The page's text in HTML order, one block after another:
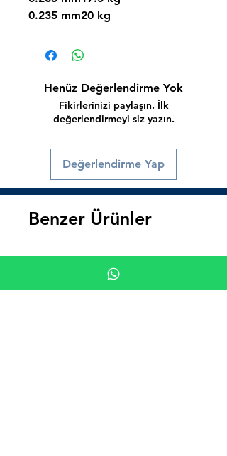
0.235 mm20 kg
Henüz Değerlendirme Yok
Fikirlerinizi paylaşın. İlk
değerlendirmeyi siz yazın.
Değerlendirme Yap
Benzer Ürünler